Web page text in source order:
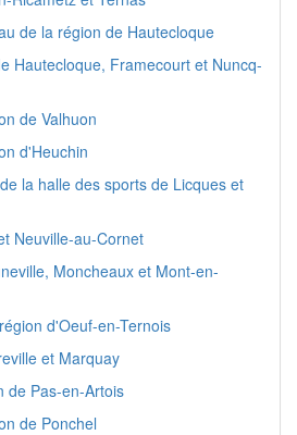
de la région de Hautecloque
Hautecloque, Framecourt et Nuncq-
de Valhuon
d'Heuchin
la halle des sports de Licques et
Neuville-au-Cornet
Moncheaux et Mont-en-
d'Oeuf-en-Ternois
et Marquay
de Pas-en-Artois
de Ponchel